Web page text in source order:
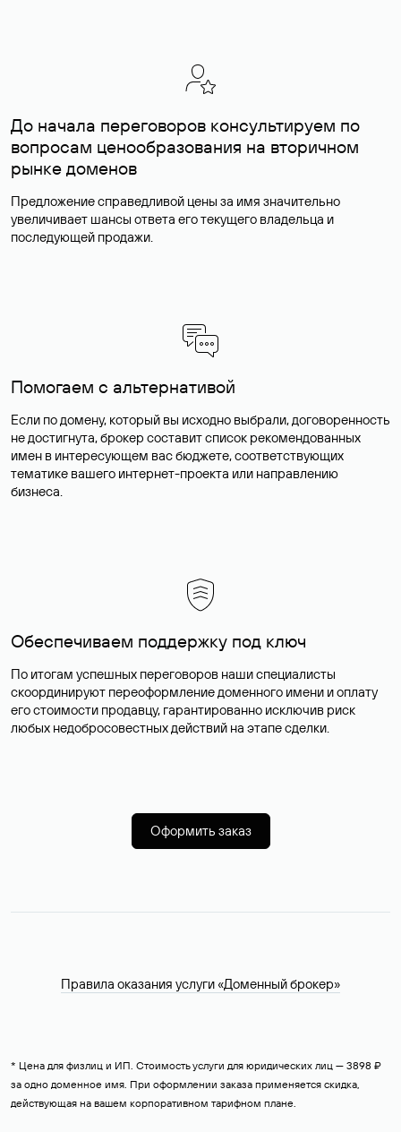
До начала переговоров консультируем по
вопросам ценообразования на вторичном
рынке доменов
Предложение справедливой цены за имя значительно
увеличивает шансы ответа его текущего владельца и
последующей продажи.
Помогаем с альтернативой
Если по домену, который вы исходно выбрали, договоренность
не достигнута, брокер составит список рекомендованных
имен в интересующем вас бюджете, соответствующих
тематике вашего интернет-проекта или направлению
бизнеса.
Обеспечиваем поддержку под ключ
По итогам успешных переговоров наши специалисты
скоординируют переоформление доменного имени и оплату
его стоимости продавцу, гарантированно исключив риск
любых недобросовестных действий на этапе сделки.
Оформить заказ
Правила оказания услуги «Доменный брокер»
* Цена для физлиц и ИП. Стоимость услуги для юридических лиц — 3898 ₽
за одно доменное имя. При оформлении заказа применяется скидка,
действующая на вашем корпоративном тарифном плане.